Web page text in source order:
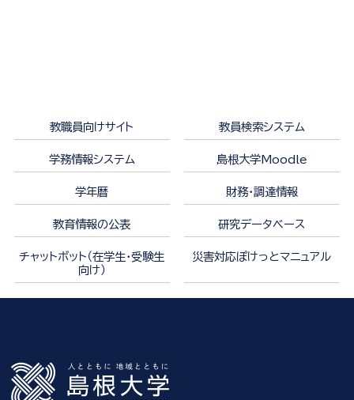
教職員向けサイト 教員検索システム
学務情報システム 島根大学Moodle
学年暦 財務・調達情報
教育情報の公表 研究データベース
チャットボット（在学生・受験生
向け）
災害対応ぽけっとマニュアル